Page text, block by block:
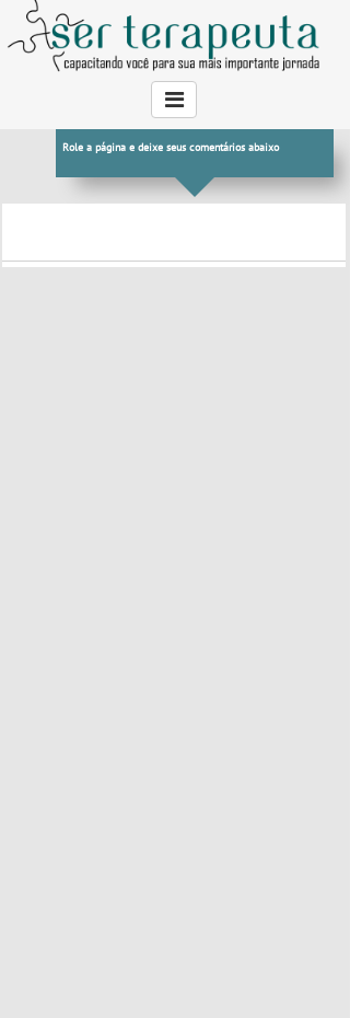
Role a página e deixe seus comentários abaixo